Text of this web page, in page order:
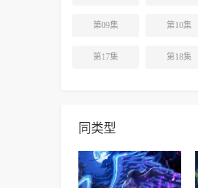
第09集 第10集
第17集 第18集
同类型